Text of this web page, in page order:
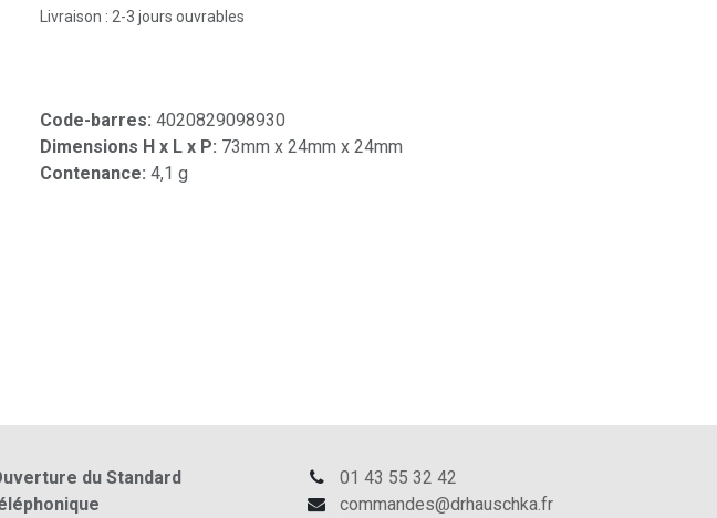
Livraison : 2-3 jours ouvrables
Code-barres: 4020829098930
Dimensions H x L x P: 73mm x 24mm x 24mm
Contenance: 4,1 g
du Standard
01 43 55 32 42
commandes@drhauschka.fr